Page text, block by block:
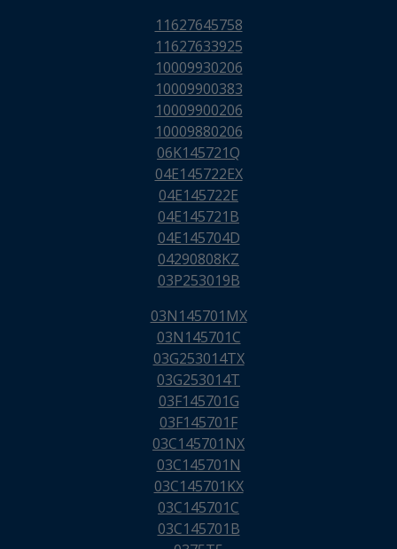
11627645758
11627633925
10009930206
10009900383
10009900206
10009880206
06K145721Q
04E145722EX
04E145722E
04E145721B
04E145704D
04290808KZ
03P253019B
03N145701MX
03N145701C
03G253014TX
03G253014T
03F145701G
03F145701F
03C145701NX
03C145701N
03C145701KX
03C145701C
03C145701B